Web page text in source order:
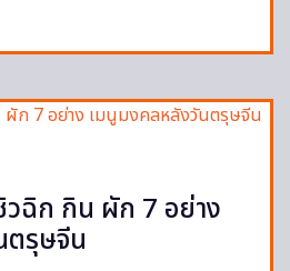
ฉิก กิน ผัก 7 อย่าง
ตรุษจีน